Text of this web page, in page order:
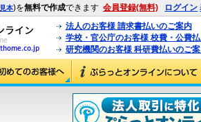
見本)を無料で作成できます 会員登録(無料) ログイン
法人のお客様 請求書払いのご案内
学校・官公庁のお客様 校費・公費
研究機関のお客様 科研費払いのご